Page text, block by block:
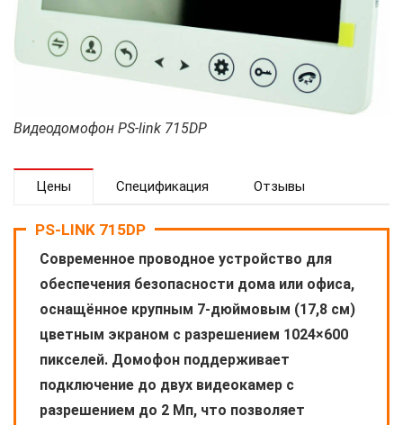
Видеодомофон PS-link 715DP
Цены Спецификация Отзывы
PS-LINK 715DP
Современное проводное устройство для
обеспечения безопасности дома или офиса,
оснащённое крупным 7-дюймовым (17,8 см)
цветным экраном с разрешением 1024×600
пикселей. Домофон поддерживает
подключение до двух видеокамер с
разрешением до 2 Мп, что позволяет